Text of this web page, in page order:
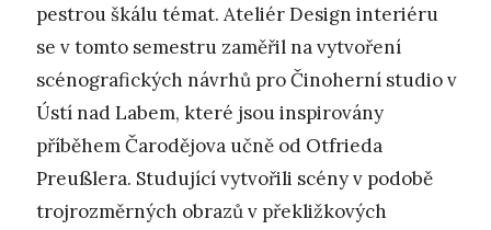
pestrou škálu témat. Ateliér Design interiéru
se v tomto semestru zaměřil na vytvoření
scénografických návrhů pro Činoherní studio v
Ústí nad Labem, které jsou inspirovány
příběhem Čarodějova učně od Otfrieda
Preußlera. Studující vytvořili scény v podobě
trojrozměrných obrazů v překližkových